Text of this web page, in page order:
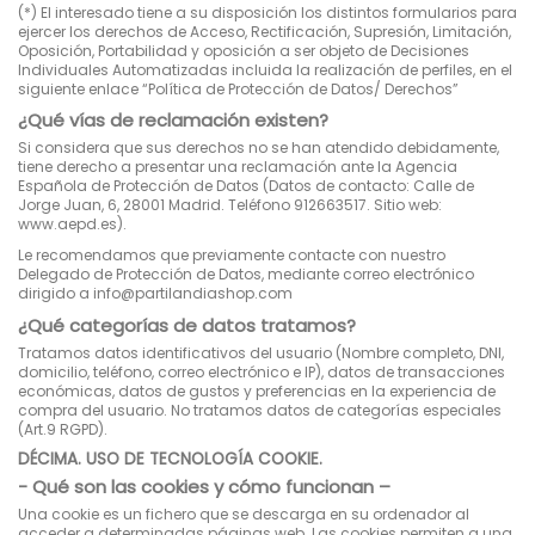
(*) El interesado tiene a su disposición los distintos formularios para
ejercer los derechos de Acceso, Rectificación, Supresión, Limitación,
Oposición, Portabilidad y oposición a ser objeto de Decisiones
Individuales Automatizadas incluida la realización de perfiles, en el
siguiente enlace “Política de Protección de Datos/ Derechos”
¿Qué vías de reclamación existen?
Si considera que sus derechos no se han atendido debidamente,
tiene derecho a presentar una reclamación ante la Agencia
Española de Protección de Datos (Datos de contacto: Calle de
Jorge Juan, 6, 28001 Madrid. Teléfono 912663517. Sitio web:
www.aepd.es).
Le recomendamos que previamente contacte con nuestro
Delegado de Protección de Datos, mediante correo electrónico
dirigido a info@partilandiashop.com
¿Qué categorías de datos tratamos?
Tratamos datos identificativos del usuario (Nombre completo, DNI,
domicilio, teléfono, correo electrónico e IP), datos de transacciones
económicas, datos de gustos y preferencias en la experiencia de
compra del usuario. No tratamos datos de categorías especiales
(Art.9 RGPD).
DÉCIMA. USO DE TECNOLOGÍA COOKIE.
- Qué son las cookies y cómo funcionan –
Una cookie es un fichero que se descarga en su ordenador al